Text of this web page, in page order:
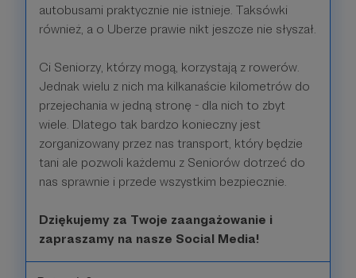
autobusami praktycznie nie istnieje. Taksówki
również, a o Uberze prawie nikt jeszcze nie słyszał.
Ci Seniorzy, którzy mogą, korzystają z rowerów.
Jednak wielu z nich ma kilkanaście kilometrów do
przejechania w jedną stronę - dla nich to zbyt
wiele. Dlatego tak bardzo konieczny jest
zorganizowany przez nas transport, który będzie
tani ale pozwoli każdemu z Seniorów dotrzeć do
nas sprawnie i przede wszystkim bezpiecznie.
Dziękujemy za Twoje zaangażowanie i
zapraszamy na nasze Social Media!